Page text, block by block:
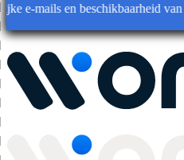
e-mails en beschikbaarheid van